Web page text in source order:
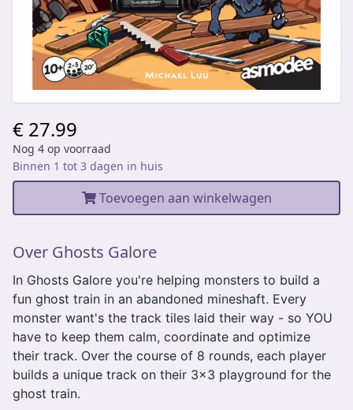
€ 27.99
Nog 4 op voorraad
Binnen 1 tot 3 dagen in huis
Toevoegen aan winkelwagen
Over Ghosts Galore
In Ghosts Galore you're helping monsters to build a
fun ghost train in an abandoned mineshaft. Every
monster want's the track tiles laid their way - so YOU
have to keep them calm, coordinate and optimize
their track. Over the course of 8 rounds, each player
builds a unique track on their 3x3 playground for the
ghost train.